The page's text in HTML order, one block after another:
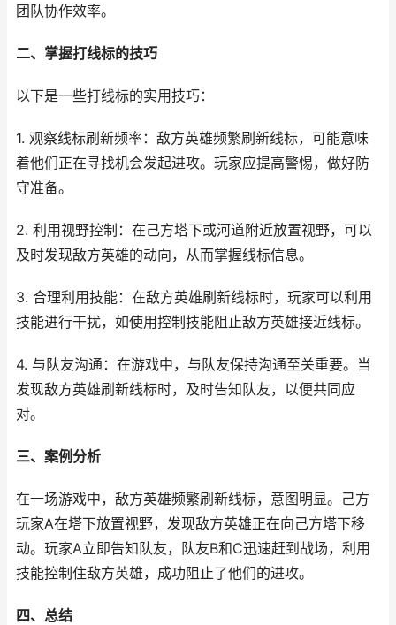
团队协作效率。
二、掌握打线标的技巧
以下是一些打线标的实用技巧：
1. 观察线标刷新频率：敌方英雄频繁刷新线标，可能意味
着他们正在寻找机会发起进攻。玩家应提高警惕，做好防
守准备。
2. 利用视野控制：在己方塔下或河道附近放置视野，可以
及时发现敌方英雄的动向，从而掌握线标信息。
3. 合理利用技能：在敌方英雄刷新线标时，玩家可以利用
技能进行干扰，如使用控制技能阻止敌方英雄接近线标。
4. 与队友沟通：在游戏中，与队友保持沟通至关重要。当
发现敌方英雄刷新线标时，及时告知队友，以便共同应
对。
三、案例分析
在一场游戏中，敌方英雄频繁刷新线标，意图明显。己方
玩家A在塔下放置视野，发现敌方英雄正在向己方塔下移
动。玩家A立即告知队友，队友B和C迅速赶到战场，利用
技能控制住敌方英雄，成功阻止了他们的进攻。
四、总结